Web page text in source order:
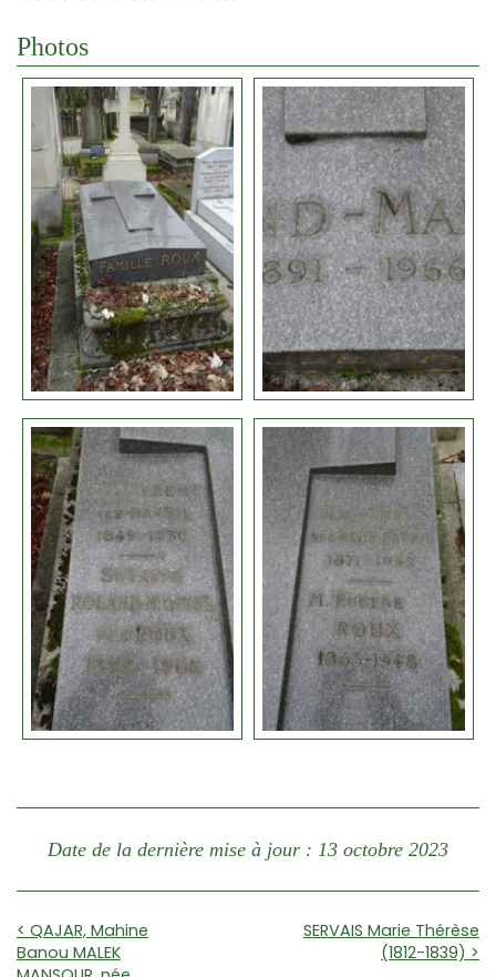
Photos
Date de la dernière mise à jour : 13 octobre 2023
< QAJAR, Mahine
Banou MALEK
SERVAIS Marie Thérèse
(1812-1839) >